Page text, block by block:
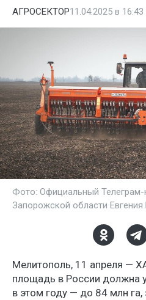
АГРОСЕКТОР11.04.2025 в 16:43
Фото: Официальный Телеграм-
Запорожской области Евгения
Мелитополь, 11 апреля —
площадь в России должна
в этом году — до 84 млн